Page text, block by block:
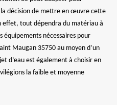
décision de mettre en œuvre cette
effet, tout dépendra du matériau à
équipements nécessaires pour
Maugan 35750 au moyen d’un
d’eau est également à choisir en
la faible et moyenne